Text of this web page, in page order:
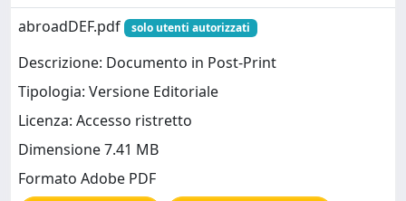
abroadDEF.pdf
solo utenti autorizzati
Descrizione: Documento in Post-Print
Tipologia: Versione Editoriale
Licenza: Accesso ristretto
Dimensione 7.41 MB
Formato Adobe PDF